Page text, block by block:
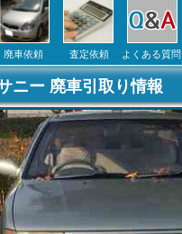
廃車依頼
不要になった
車の廃車手続
きを行いま
す。
査定依頼
専門スタッフ
がしっかりと
査定いたしま
よくある質問
廃車全般に関
するよくある
質問
にお答えしま
ニー 廃車引取り情報